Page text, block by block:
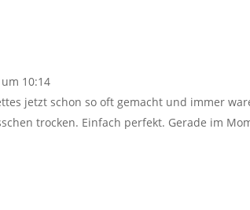
10:14
jetzt schon so oft gemacht und immer
trocken. Einfach perfekt. Gerade im